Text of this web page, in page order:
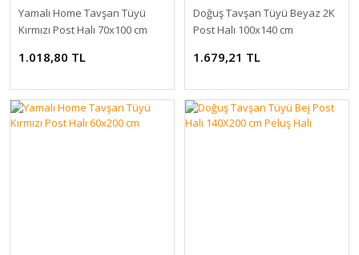
Yamalı Home Tavşan Tüyü
Kırmızı Post Halı 70x100 cm
1.018,80 TL
Doğuş Tavşan Tüyü Beyaz 2K
Post Halı 100x140 cm
1.679,21 TL